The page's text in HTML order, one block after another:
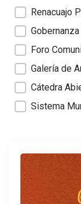
Renacuajo
Gobernanza
Foro
Galería de
Cátedra
Sistema